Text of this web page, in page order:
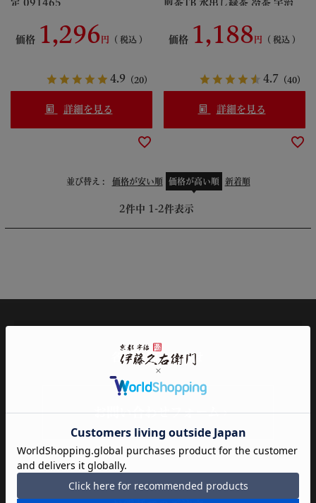
定 091465
価格 1,296 税込
4.9 （20）
詳細を見る
煎茶TB 水出し緑茶 冷茶 宇治
価格 1,188 税込
4.7 （40）
詳細を見る
並び替え 価格が安い順 価格が高い順 新着順
2件中 1 -2件表示
各種お問い合わせ
お問い合わせフォーム